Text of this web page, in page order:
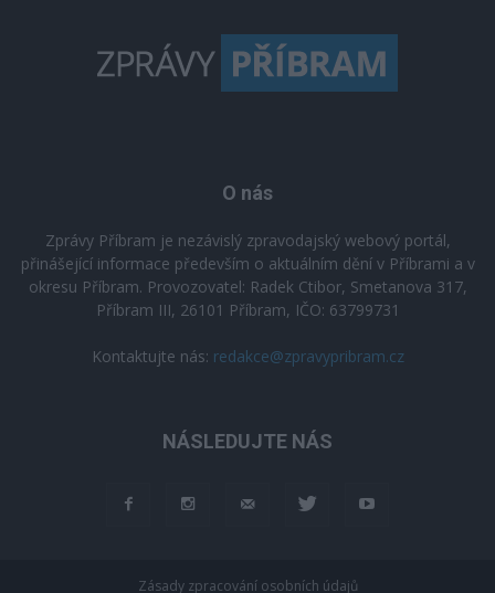
O nás
Zprávy Příbram je nezávislý zpravodajský webový portál,
přinášející informace především o aktuálním dění v Příbrami a v
okresu Příbram. Provozovatel: Radek Ctibor, Smetanova 317,
Příbram III, 26101 Příbram, IČO: 63799731
Kontaktujte nás: redakce@zpravypribram.cz
NÁSLEDUJTE NÁS
Zásady zpracování osobních údajů